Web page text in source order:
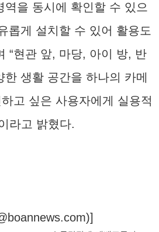
역을 동시에 확인할 수 있으
롭게 설치할 수 있어 활용도
“현관 앞, 마당, 아이 방, 반
생활 공간을 하나의 카메
고 싶은 사용자에게 실용적
라고 밝혔다.
)]